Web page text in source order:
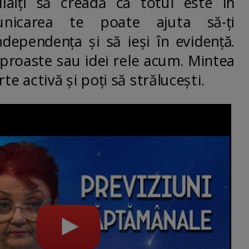
te poate ajuta să-ți
și să ieși în evidență.
sau idei rele acum. Mintea
activă și poți să strălucești.